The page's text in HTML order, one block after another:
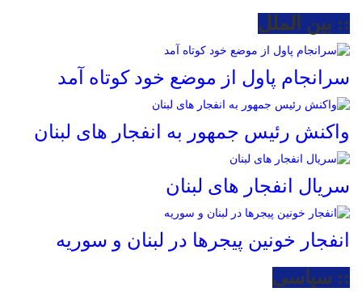
:: بین الملل
سرانجام پاول از موضع خود کوتاه آمد
واکنش رئیس جمهور به انفجار های لبنان
سریال انفجار های لبنان
انفجار خونین پیجرها در لبنان و سوریه
:: سیاسی